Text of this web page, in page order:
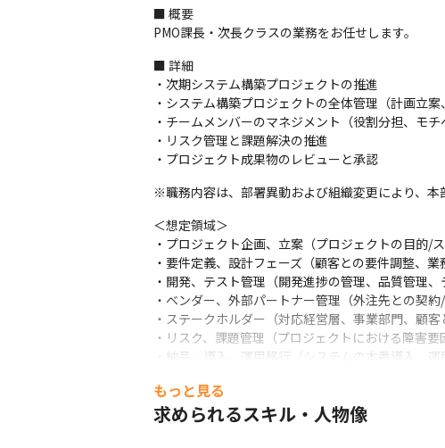
■ 概要
PMO課長・次長クラスの業務をお任せします。
■ 詳細
・次期システム構築プロジェクトの推進
・システム構築プロジェクトの全体管理（計画立案
・チームメンバーのマネジメント（役割分担、モチ
・リスク管理と課題解決の推進
・プロジェクト成果物のレビューと承認
※職務内容は、部署異動および組織変更により、
＜想定領域＞
・プロジェクト企画、立案（プロジェクトの目的/
・要件定義、設計フェーズ（顧客との要件調整、業
・開発、テスト管理（開発進捗の管理、品質管理、
・ベンダー、外部パートナー管理（外注先との契約
・ステークホルダー（対応経営層、事業部門、顧客
・リスク、課題管理（プロジェクトにおける障害要
・納品、導入、運用移行（システムの本番導入、運
＜募集背景＞
旭食品株式会社では、トモシアホールディングス
もっと見る
求められるスキル・人物像